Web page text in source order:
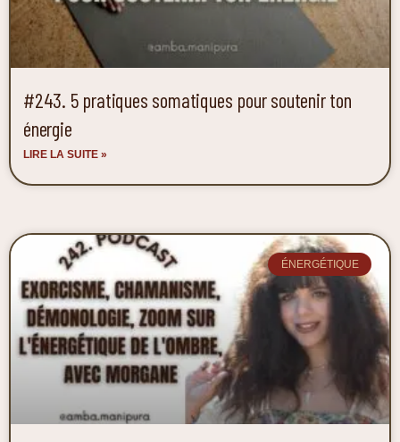
#243. 5 pratiques somatiques pour soutenir ton
énergie
LIRE LA SUITE »
ÉNERGÉTIQUE